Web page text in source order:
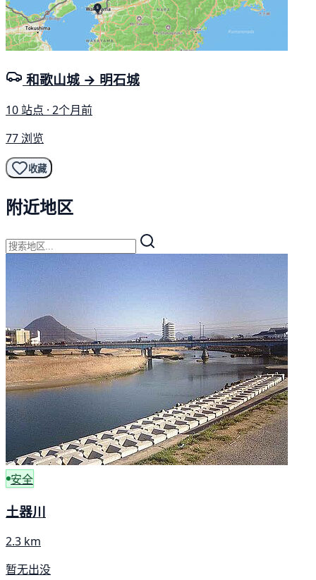
和歌山城 → 明石城
10 站点 · 2个月前
77 浏览
收藏
附近地区
安全
土器川
2.3 km
暂无出没